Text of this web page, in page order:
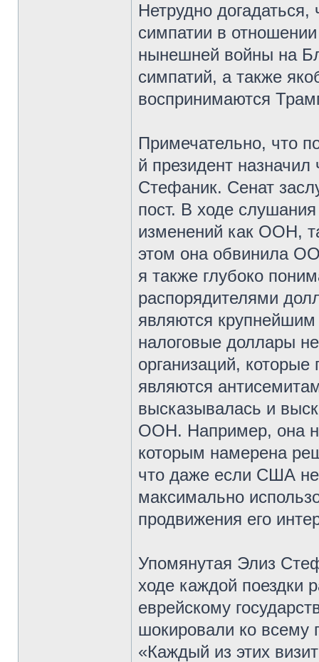
Нетрудно
симпатии в
нынешней войны на
симпатий, а также
воспринимаются
Примечательно, что
й президент
Стефаник. Сенат
пост. В ходе
изменений как ООН,
этом она обвинила
я также глубоко
распорядителями
являются
налоговые доллары
организаций,
являются
высказывалась и
ООН. Например, она
которым намерена
что даже если США не
максимально
продвижения его
Упомянутая Элиз
ходе каждой поездки
еврейскому
шокировали ко
«Каждый из этих